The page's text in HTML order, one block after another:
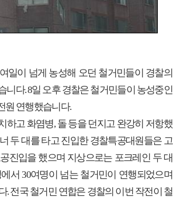
일이 넘게 농성해 오던 철거민들이 경찰의
니다. 8일 오후 경찰은 철거민들이 농성중인
원 연행했습니다.
하고 화염병, 돌 등을 던지고 완강히 저항했
두 대를 타고 진입한 경찰특공대원들은 고
진입을 했으며 지상으로는 포크레인 두 대
서 30여명이 넘는 철거민이 연행되었으며
. 전국 철거민 연합은 경찰의 이번 작전이 철